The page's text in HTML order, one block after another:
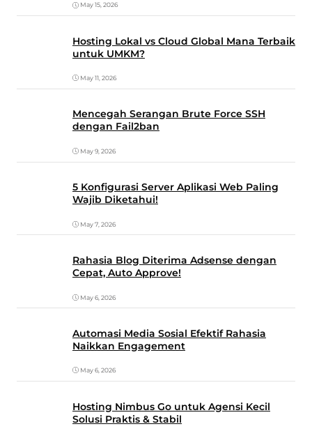
May 15, 2026
Hosting Lokal vs Cloud Global Mana Terbaik
untuk UMKM?
May 11, 2026
Mencegah Serangan Brute Force SSH
dengan Fail2ban
May 9, 2026
5 Konfigurasi Server Aplikasi Web Paling
Wajib Diketahui!
May 7, 2026
Rahasia Blog Diterima Adsense dengan
Cepat, Auto Approve!
May 6, 2026
Automasi Media Sosial Efektif Rahasia
Naikkan Engagement
May 6, 2026
Hosting Nimbus Go untuk Agensi Kecil
Solusi Praktis & Stabil